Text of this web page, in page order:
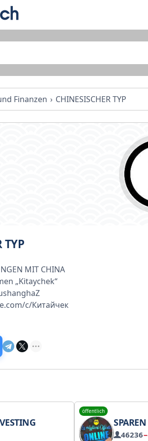
Finanzen CHINESISCHER TYP
TYP
MIT CHINA
„Kitaychek“
c/Китайчек
öffentlich
SPAREN SIE BEIM KAUF VON
46236